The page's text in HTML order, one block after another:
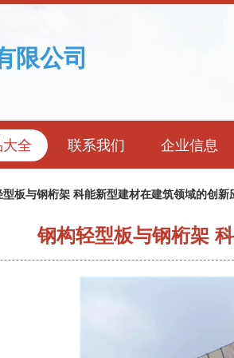
限公司
大全 联系我们 企业信息
型板与钢桁架 科能新型建材在建筑领域的创新
钢构轻型板与钢桁架